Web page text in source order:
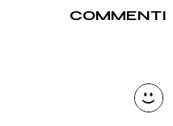
COMMENTI